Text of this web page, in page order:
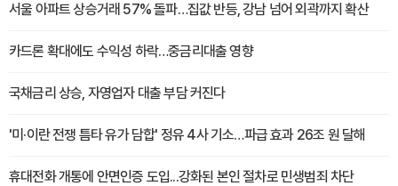
서울 아파트 상승거래 57% 돌파…집값 반등, 강남 넘어 외곽까지 확산
카드론 확대에도 수익성 하락…중금리대출 영향
국채금리 상승, 자영업자 대출 부담 커진다
'미·이란 전쟁 틈타 유가 담합' 정유 4사 기소…파급 효과 26조 원 달해
휴대전화 개통에 안면인증 도입...강화된 본인 절차로 민생범죄 차단